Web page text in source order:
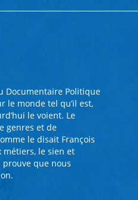
Documentaire Politique
le monde tel qu’il est,
le voient. Le
genres et de
le disait François
métiers, le sien et
que nous